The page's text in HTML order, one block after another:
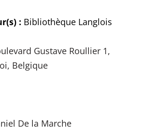
: Bibliothèque Langlois
Gustave Roullier 1,
Belgique
De la Marche